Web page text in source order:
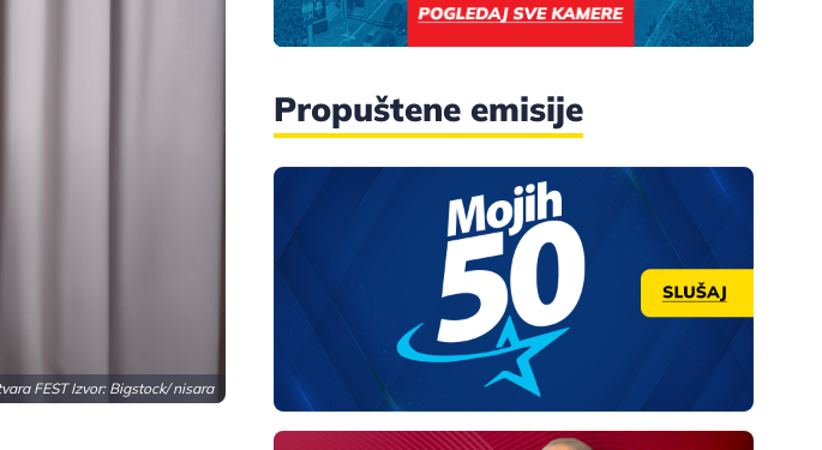
FEST Izvor: Bigstock/ nisara
Propuštene emisije